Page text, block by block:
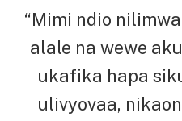
“Mimi ndio
alale na wewe
ukafika hapa
ulivyovaa,